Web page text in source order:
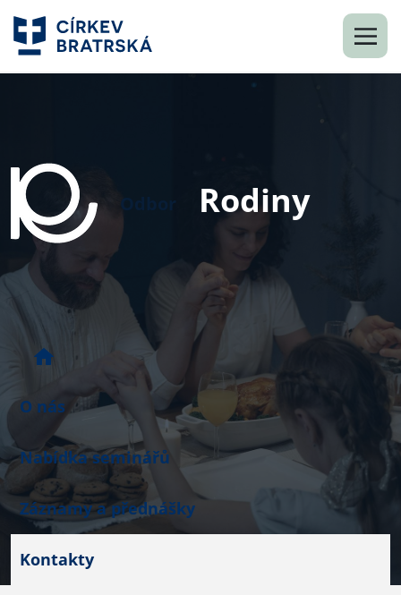
Odbor Rodiny
O nás
Nabídka seminářů
Záznamy a přednášky
Kontakty